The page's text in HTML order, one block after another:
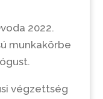
2022.
munkakörbe
végzettség